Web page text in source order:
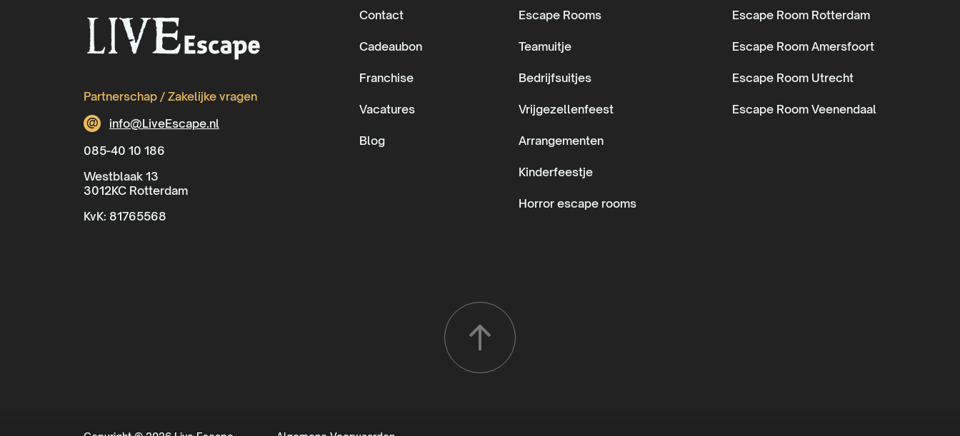
Partnerschap / Zakelijke vragen
@
info@LiveEscape.nl
085-40 10 186
Westblaak 13
3012KC Rotterdam
KvK: 81765568
Contact
Cadeaubon
Franchise
Vacatures
Blog
Escape Rooms
Teamuitje
Bedrijfsuitjes
Vrijgezellenfeest
Arrangementen
Kinderfeestje
Horror escape rooms
Escape Room Rotterdam
Escape Room Amersfoort
Escape Room Utrecht
Escape Room Veenendaal